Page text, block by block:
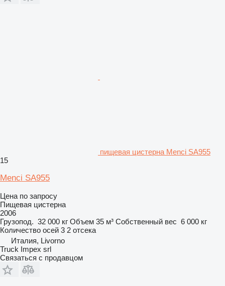
пищевая цистерна Menci SA955
15
Menci SA955
Цена по запросу
Пищевая цистерна
2006
Грузопод. 32 000 кг Объем 35 м³ Собственный вес 6 000 кг
Количество осей 3 2 отсека
Италия, Livorno
Truck Impex srl
Связаться с продавцом